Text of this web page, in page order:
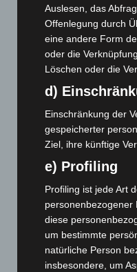
Mann läuft mit
Celle: Mensch stirbt bei
5. August 2026
Gasleitung bei
beschädigt
5. August 2026
Hannover: Polizei
Großkontrolle
2. August 2026
Auslesen, das
Offenlegung durch
eine andere Form
oder die
Löschen oder die
d)
Einschränkung der
gespeicherter
Ziel, ihre künftige
e) Profiling
Profiling ist jede Art
personenbezogener
diese
um bestimmte
natürliche Person
insbesondere, um